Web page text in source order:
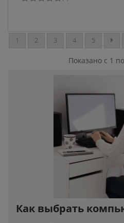
1 2 3 4 5
Показано с 1
Как выбрать